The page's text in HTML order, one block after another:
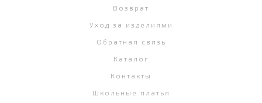
Возврат
Уход за изделиями
Обратная связь
Каталог
Контакты
Школьные платья